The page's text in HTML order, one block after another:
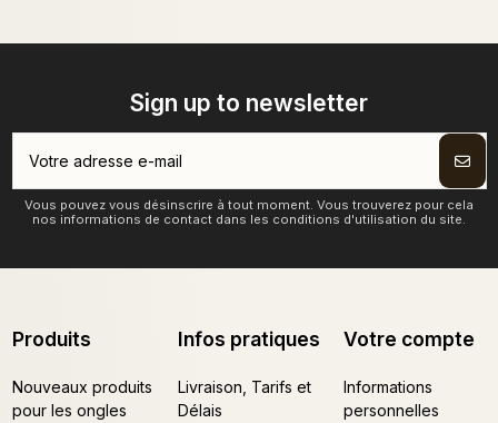
Sign up to newsletter
Vous pouvez vous désinscrire à tout moment. Vous trouverez pour cela
nos informations de contact dans les conditions d'utilisation du site.
Produits
Nouveaux produits
pour les ongles
Infos pratiques
Livraison, Tarifs et
Délais
Votre compte
Informations
personnelles